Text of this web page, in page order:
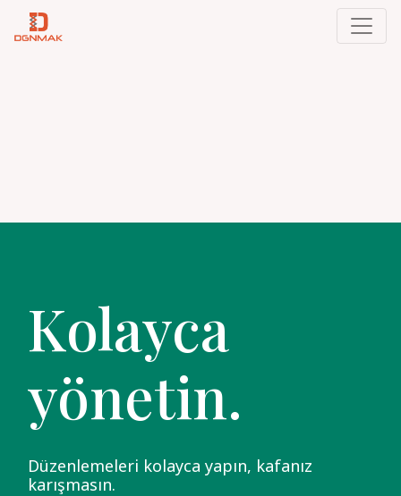
Kolayca
yönetin.
Düzenlemeleri kolayca yapın, kafanız
karışmasın.